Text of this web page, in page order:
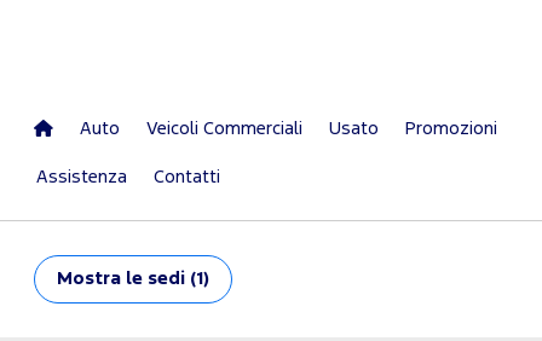
Auto Veicoli Commerciali Usato Promozioni
Assistenza Contatti
Mostra le sedi (1)